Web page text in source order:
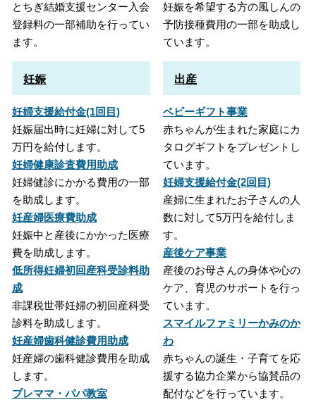
とちぎ結婚支援センター入会
登録料の一部補助を行ってい
ます。
妊娠を希望する方の風しんの
予防接種費用の一部を助成し
ています。
妊娠
妊婦支援給付金(1回目)
妊娠届出時に妊婦に対して5
万円を給付します。
妊婦健康診査費用助成
妊婦健診にかかる費用の一部
を助成します。
妊産婦医療費助成
妊娠中と産後にかかった医療
費を助成します。
低所得妊婦初回産科受診料助
成
非課税世帯妊婦の初回産科受
診料を助成します。
妊産婦歯科健診費用助成
妊産婦の歯科健診費用を助成
します。
プレママ・パパ教室
出産
ベビーギフト事業
赤ちゃんが生まれた家庭にカ
タログギフトをプレゼントし
ています。
妊婦支援給付金(2回目)
産婦に生まれたお子さんの人
数に対して5万円を給付しま
す。
産後ケア事業
産後のお母さんの身体や心の
ケア、育児のサポートを行っ
ています。
スマイルファミリーかみのか
わ
赤ちゃんの誕生・子育てを応
援する協力企業から協賛品の
配付などを行っています。